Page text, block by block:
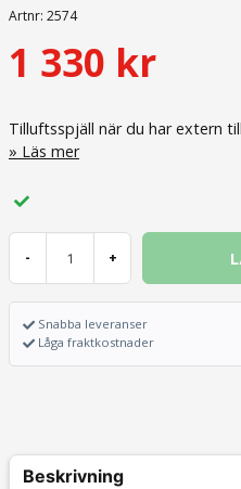
Artnr: 2574
1 330 kr
Tilluftsspjäll när du har extern
Läs mer
- +
Snabba leveranser
Låga fraktkostnader
Beskrivning